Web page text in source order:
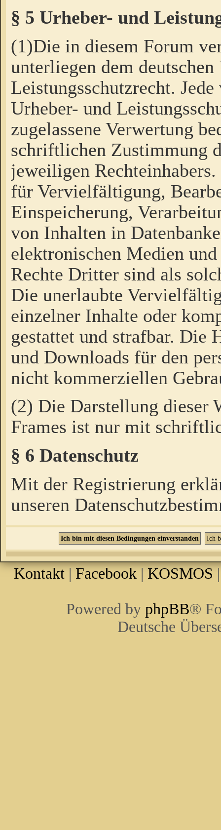
§ 5 Urheber- und
(1)Die in diesem Forum
unterliegen dem
Leistungsschutzrecht.
Urheber- und
zugelassene Verwertung
schriftlichen Zustimmung
jeweiligen
für Vervielfältigung,
Einspeicherung,
von Inhalten in
elektronischen Medien
Rechte Dritter sind als
Die unerlaubte
einzelner Inhalte oder
gestattet und strafbar. Die
und Downloads für den
nicht kommerziellen
(2) Die Darstellung dieser
Frames ist nur mit
§ 6 Datenschutz
Mit der Registrierung
unseren
Kontakt | Facebook | KOSMOS
Powered by phpBB®
Deutsche